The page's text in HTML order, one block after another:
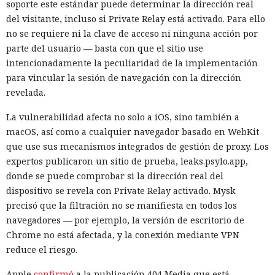
soporte este estándar puede determinar la dirección real
del visitante, incluso si Private Relay está activado. Para ello
no se requiere ni la clave de acceso ni ninguna acción por
parte del usuario — basta con que el sitio use
intencionadamente la peculiaridad de la implementación
para vincular la sesión de navegación con la dirección
revelada.
La vulnerabilidad afecta no solo a iOS, sino también a
macOS, así como a cualquier navegador basado en WebKit
que use sus mecanismos integrados de gestión de proxy. Los
expertos publicaron un sitio de prueba, leaks.psylo.app,
donde se puede comprobar si la dirección real del
dispositivo se revela con Private Relay activado. Mysk
precisó que la filtración no se manifiesta en todos los
navegadores — por ejemplo, la versión de escritorio de
Chrome no está afectada, y la conexión mediante VPN
reduce el riesgo.